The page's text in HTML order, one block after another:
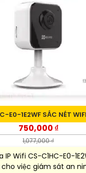
E0-1E2WF SẮC NÉT
750,000 ₫
1,077,000 ₫
Wifi CS-C1HC-E0-
việc giám sát an